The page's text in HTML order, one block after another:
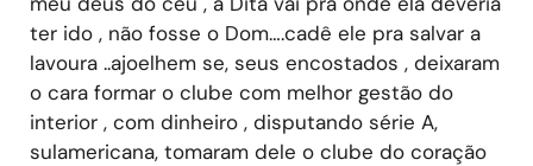
ter ido , não fosse o Dom….cadê ele pra salvar a
lavoura ..ajoelhem se, seus encostados , deixaram
o cara formar o clube com melhor gestão do
interior , com dinheiro , disputando série A,
sulamericana, tomaram dele o clube do coração